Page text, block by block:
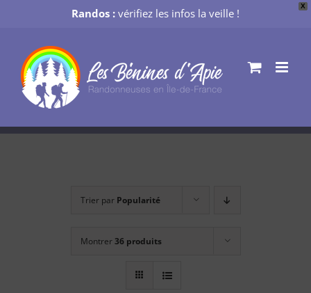
X
Randos : vérifiez les infos la veille !
contenu
Trier par Popularité
Montrer36 produits